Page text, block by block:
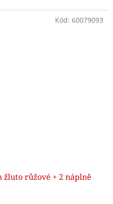
žluto růžové + 2 náplně
Kód: 60079093